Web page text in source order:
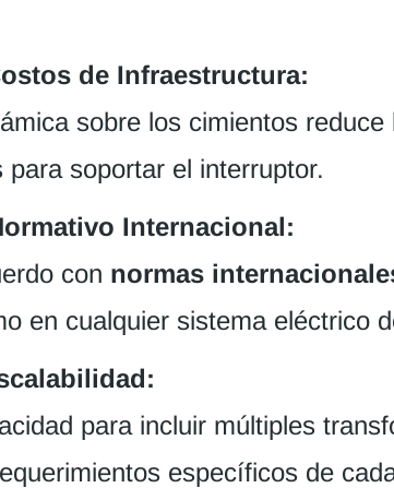
de Infraestructura:
sobre los cimientos
para soportar el interruptor.
Internacional:
con normas
en cualquier sistema eléctrico
para incluir múltiples
específicos de